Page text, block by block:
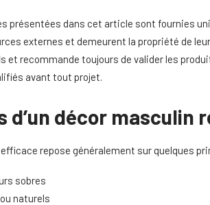
présentées dans cet article sont fournies
externes et demeurent la propriété de
et recommande toujours de valider les
avant tout projet.
d’un décor masculin
repose généralement sur quelques
sobres
naturels